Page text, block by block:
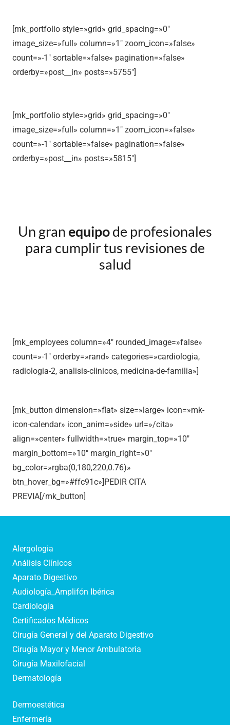
[mk_portfolio style=»grid» grid_spacing=»0″
image_size=»full» column=»1″ zoom_icon=»false»
count=»-1″ sortable=»false» pagination=»false»
orderby=»post__in» posts=»5755″]
[mk_portfolio style=»grid» grid_spacing=»0″
image_size=»full» column=»1″ zoom_icon=»false»
count=»-1″ sortable=»false» pagination=»false»
orderby=»post__in» posts=»5815″]
Un granequipode profesionales
para cumplir tus revisiones de
salud
[mk_employees column=»4″ rounded_image=»false»
count=»-1″ orderby=»rand» categories=»cardiologia,
radiologia-2, analisis-clinicos, medicina-de-familia»]
[mk_button dimension=»flat» size=»large» icon=»mk-
icon-calendar» icon_anim=»side» url=»/cita»
align=»center» fullwidth=»true» margin_top=»10″
margin_bottom=»10″ margin_right=»0″
bg_color=»rgba(0,180,220,0.76)»
btn_hover_bg=»#ffc91c»]PEDIR CITA
PREVIA[/mk_button]
Alergologia
Análisis Clínicos
Aparato Digestivo
Audiología_Amplifón Ibérica
Cardiología
Certificados Médicos
Cirugía General y del Aparato Digestivo
Cirugía Mayor y Menor Ambulatoria
Cirugía Maxilofacial
Dermatología
Dermoestética
Enfermería